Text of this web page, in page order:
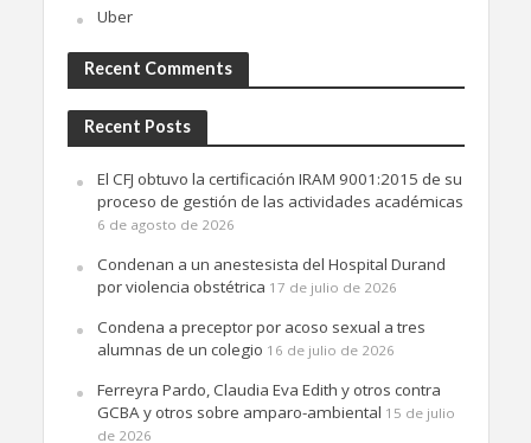
Uber
Recent Comments
Recent Posts
El CFJ obtuvo la certificación IRAM 9001:2015 de su
proceso de gestión de las actividades académicas
6 de agosto de 2026
Condenan a un anestesista del Hospital Durand
por violencia obstétrica 17 de julio de 2026
Condena a preceptor por acoso sexual a tres
alumnas de un colegio 16 de julio de 2026
Ferreyra Pardo, Claudia Eva Edith y otros contra
GCBA y otros sobre amparo-ambiental 15 de julio
de 2026